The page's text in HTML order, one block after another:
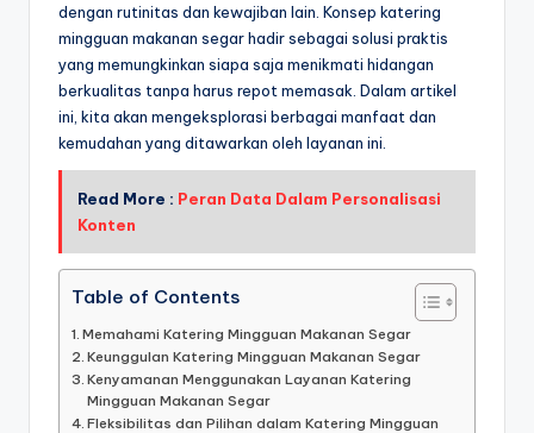
dengan rutinitas dan kewajiban lain. Konsep katering
mingguan makanan segar hadir sebagai solusi praktis
yang memungkinkan siapa saja menikmati hidangan
berkualitas tanpa harus repot memasak. Dalam artikel
ini, kita akan mengeksplorasi berbagai manfaat dan
kemudahan yang ditawarkan oleh layanan ini.
Read More : Peran Data Dalam Personalisasi
Konten
Table of Contents
Memahami Katering Mingguan Makanan Segar
Keunggulan Katering Mingguan Makanan Segar
Kenyamanan Menggunakan Layanan Katering
Mingguan Makanan Segar
Fleksibilitas dan Pilihan dalam Katering Mingguan